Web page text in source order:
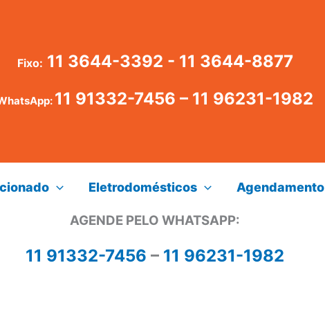
Fixo: 11 3644-3392 - 11 3644-8877
11 91332-7456 – 11 96231-1982
Eletrodomésticos Agendamento
AGENDE PELO WHATSAPP:
11 91332-7456 – 11 96231-1982